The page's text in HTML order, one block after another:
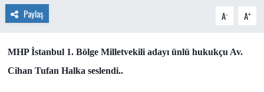
Paylaş A- A+
MHP İstanbul 1. Bölge Milletvekili adayı ünlü hukukçu Av.
Cihan Tufan Halka seslendi..